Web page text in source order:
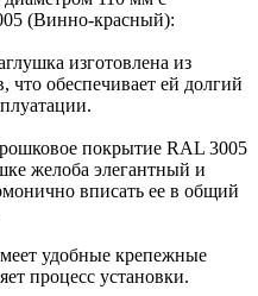
(Винно-красный):
изготовлена из
что обеспечивает ей долгий
покрытие RAL 3005
желоба элегантный и
вписать ее в общий
удобные крепежные
процесс установки.